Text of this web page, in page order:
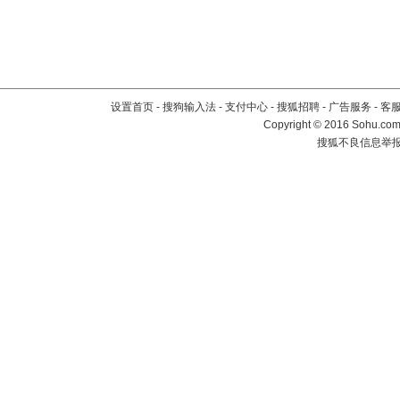
设置首页 - 搜狗输入法 - 支付中心 - 搜狐招聘 - 广告服务 - 客
Copyright©2016
搜狐不良信息举